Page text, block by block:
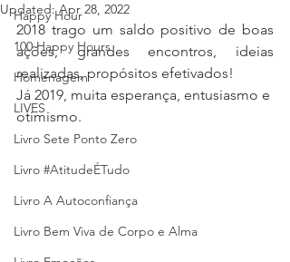
Happy Hour
100 Happy Hours
Homenagem
LIVES
Livro Sete Ponto Zero
Livro #AtitudeÉTudo
Livro A Autoconfiança
Livro Bem Viva de Corpo e Alma
Updated:Apr 28, 2022
2018 trago um saldo positivo de boas
ações, grandes encontros, ideias
realizadas, propósitos efetivados!
Já 2019, muita esperança, entusiasmo e
otimismo.